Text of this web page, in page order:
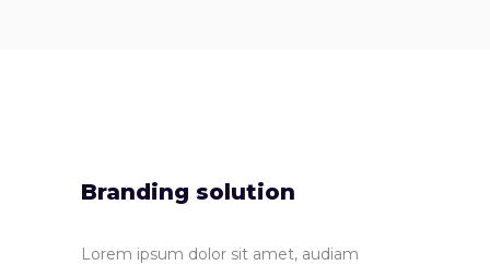
Branding solution
Lorem ipsum dolor sit amet, audiam